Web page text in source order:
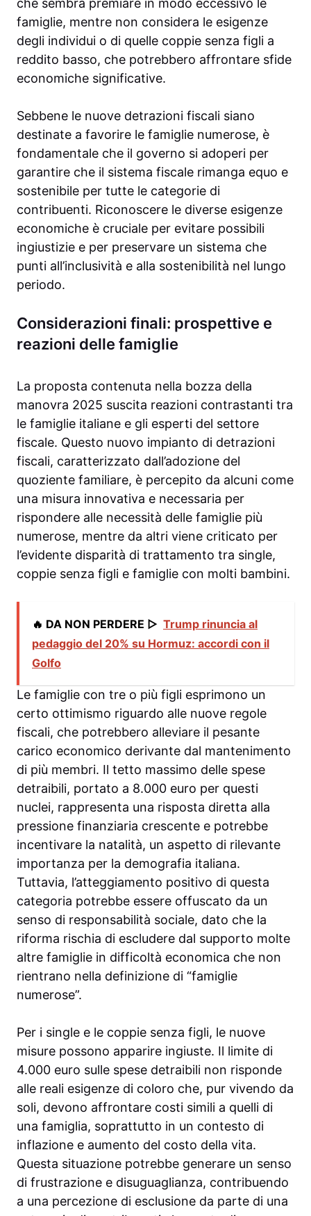
che sembra premiare in modo eccessivo le
famiglie, mentre non considera le esigenze
degli individui o di quelle coppie senza figli a
reddito basso, che potrebbero affrontare sfide
economiche significative.
Sebbene le nuove detrazioni fiscali siano
destinate a favorire le famiglie numerose, è
fondamentale che il governo si adoperi per
garantire che il sistema fiscale rimanga equo e
sostenibile per tutte le categorie di
contribuenti. Riconoscere le diverse esigenze
economiche è cruciale per evitare possibili
ingiustizie e per preservare un sistema che
punti all’inclusività e alla sostenibilità nel lungo
periodo.
Considerazioni finali: prospettive e
reazioni delle famiglie
La proposta contenuta nella bozza della
manovra 2025 suscita reazioni contrastanti tra
le famiglie italiane e gli esperti del settore
fiscale. Questo nuovo impianto di detrazioni
fiscali, caratterizzato dall’adozione del
quoziente familiare, è percepito da alcuni come
una misura innovativa e necessaria per
rispondere alle necessità delle famiglie più
numerose, mentre da altri viene criticato per
l’evidente disparità di trattamento tra single,
coppie senza figli e famiglie con molti bambini.
🔥 DA NON PERDERE ▷ Trump rinuncia al
pedaggio del 20% su Hormuz: accordi con il
Golfo
Le famiglie con tre o più figli esprimono un
certo ottimismo riguardo alle nuove regole
fiscali, che potrebbero alleviare il pesante
carico economico derivante dal mantenimento
di più membri. Il tetto massimo delle spese
detraibili, portato a 8.000 euro per questi
nuclei, rappresenta una risposta diretta alla
pressione finanziaria crescente e potrebbe
incentivare la natalità, un aspetto di rilevante
importanza per la demografia italiana.
Tuttavia, l’atteggiamento positivo di questa
categoria potrebbe essere offuscato da un
senso di responsabilità sociale, dato che la
riforma rischia di escludere dal supporto molte
altre famiglie in difficoltà economica che non
rientrano nella definizione di “famiglie
numerose”.
Per i single e le coppie senza figli, le nuove
misure possono apparire ingiuste. Il limite di
4.000 euro sulle spese detraibili non risponde
alle reali esigenze di coloro che, pur vivendo da
soli, devono affrontare costi simili a quelli di
una famiglia, soprattutto in un contesto di
inflazione e aumento del costo della vita.
Questa situazione potrebbe generare un senso
di frustrazione e disuguaglianza, contribuendo
a una percezione di esclusione da parte di una